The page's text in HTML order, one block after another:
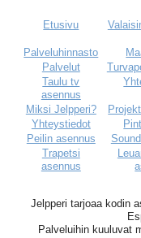
Etusivu
Palveluhinnasto
Palvelut
Taulu tv
asennus
Miksi Jelpperi?
Yhteystiedot
Peilin asennus
Trapetsi
asennus
Jelpperi tarjoaa kodin
Palveluihin kuuluvat